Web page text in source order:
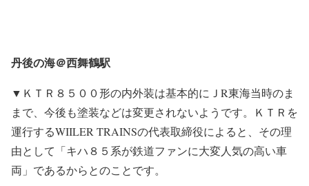
丹後の海＠西舞鶴駅
▼ＫＴＲ８５００形の内外装は基本的にＪR東海当時のま
まで、今後も塗装などは変更されないようです。ＫＴＲを
運行するWIILER TRAINSの代表取締役によると、その理
由として「キハ８５系が鉄道ファンに大変人気の高い車
両」であるからとのことです。